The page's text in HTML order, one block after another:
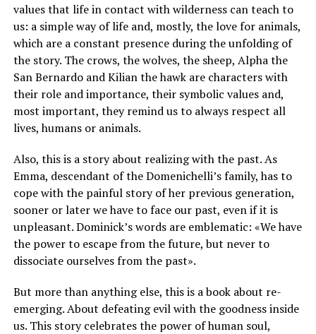
values that life in contact with wilderness can teach to
us: a simple way of life and, mostly, the love for animals,
which are a constant presence during the unfolding of
the story. The crows, the wolves, the sheep, Alpha the
San Bernardo and Kilian the hawk are characters with
their role and importance, their symbolic values and,
most important, they remind us to always respect all
lives, humans or animals.
Also, this is a story about realizing with the past. As
Emma, descendant of the Domenichelli’s family, has to
cope with the painful story of her previous generation,
sooner or later we have to face our past, even if it is
unpleasant. Dominick’s words are emblematic: «We have
the power to escape from the future, but never to
dissociate ourselves from the past».
But more than anything else, this is a book about re-
emerging. About defeating evil with the goodness inside
us. This story celebrates the power of human soul,